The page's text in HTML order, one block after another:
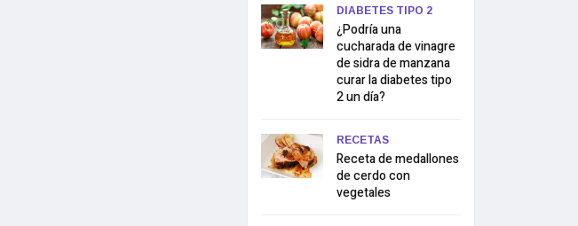
DIABETES TIPO 2
¿Podría una
cucharada de vinagre
de sidra de manzana
curar la diabetes tipo
2 un día?
RECETAS
Receta de medallones
de cerdo con
vegetales